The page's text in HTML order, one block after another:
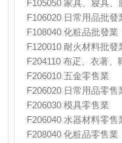
F105050 家具、寢具
F106020 日常用品批發
F108040 化粧品批發業
F120010 耐火材料批發
F204110 布疋、衣著
F206010 五金零售業
F206020 日常用品零售
F206030 模具零售業
F206040 水器材料零售
F208040 化粧品零售業